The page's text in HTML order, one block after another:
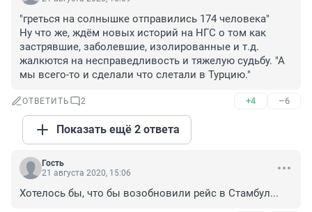
"греться на солнышке отправились 174 человека"
Ну что же, ждём новых историй на НГС о том как
застрявшие, заболевшие, изолированные и т.д.
жалкются на несправедливость и тяжелую судьбу. "А
мы всего-то и сделали что слетали в Турцию."
ОТВЕТИТЬ 2 +4 –6
Показать ещё 2 ответа
Гость
21 августа 2020, 15:06
Хотелось бы, что бы возобновили рейс в Стамбул...